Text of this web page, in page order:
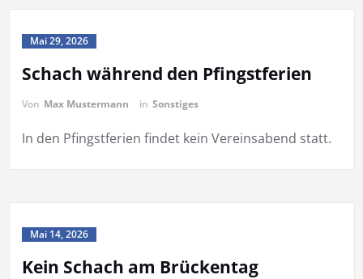
Mai 29, 2026
Schach während den Pfingstferien
Von Max Mustermann in Sonstiges
In den Pfingstferien findet kein Vereinsabend statt.
Mai 14, 2026
Kein Schach am Brückentag